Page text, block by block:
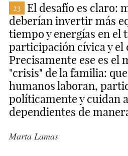
23
El desafío es claro:
deberían invertir más
tiempo y energías en el
participación cívica y el
Precisamente ese es el
"crisis" de la familia:
humanos laboran,
políticamente y cuidan
dependientes de
Marta Lamas